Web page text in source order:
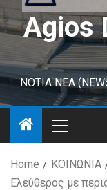
Agios
ΝΟΤΙΑ ΝΕΑ
Home ΚΟΙΝΩΝΙΑ
Ελεύθερος με